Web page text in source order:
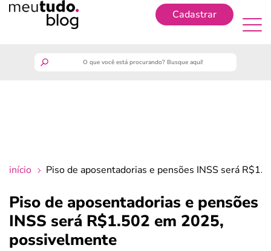
Cadastrar
crédito fácil
início Piso de aposentadorias e pensões INSS será
Piso de aposentadorias e pensões
INSS será R$1.502 em 2025,
possivelmente